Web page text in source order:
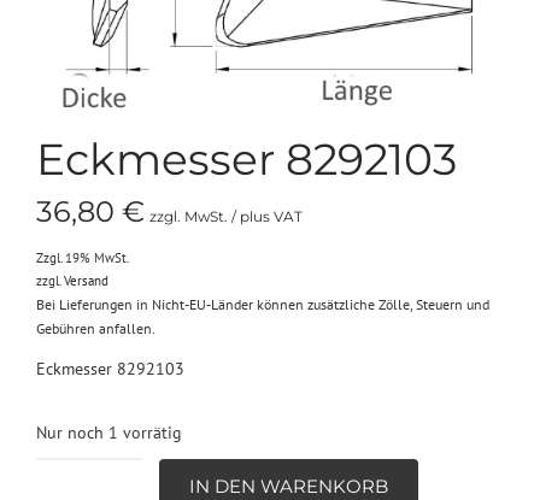
Eckmesser 8292103
36,80 € zzgl. MwSt. / plus VAT
Zzgl. 19% MwSt.
zzgl. Versand
Bei Lieferungen in Nicht-EU-Länder können zusätzliche Zölle, Steuern und
Gebühren anfallen.
Eckmesser 8292103
Nur noch 1 vorrätig
IN DEN WARENKORB